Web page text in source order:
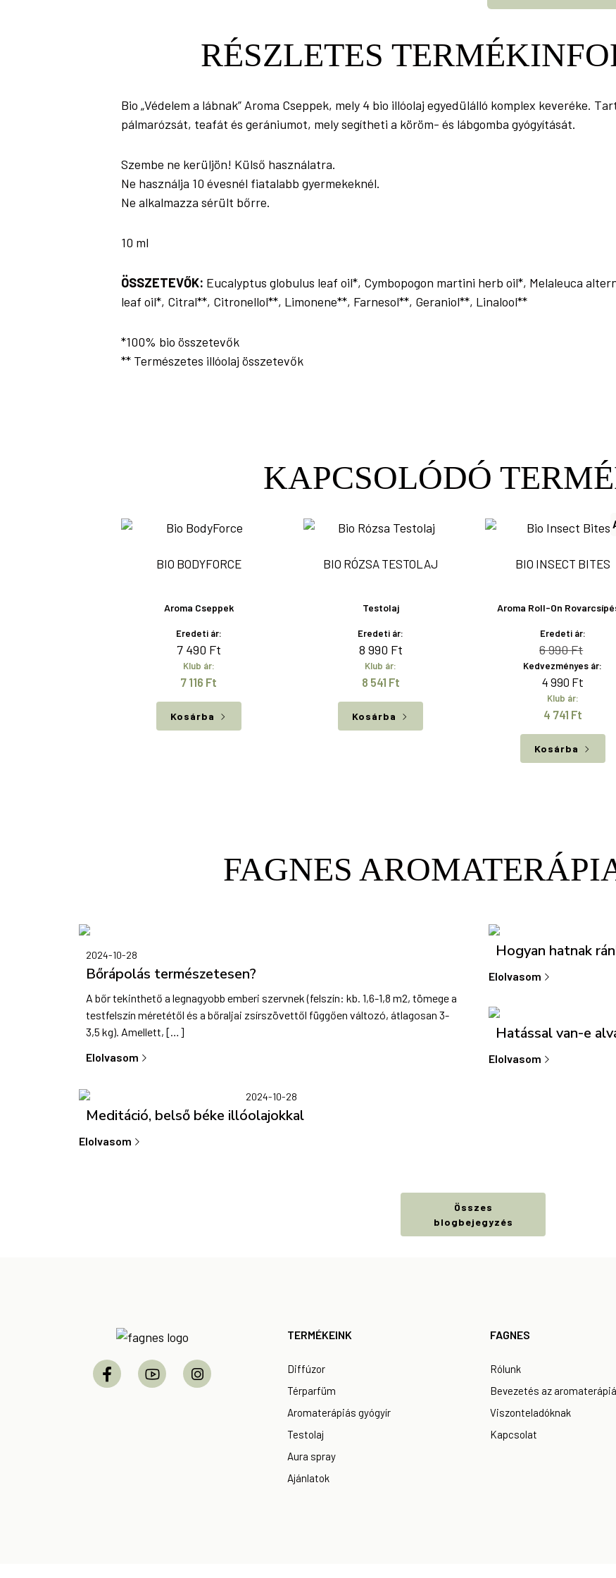
RÉSZLETES
Bio „Védelem a lábnak” Aroma Cseppek, mely 4 bio illóolaj egyedülálló komplex keveréke.
pálmarózsát, teafát és gerániumot, mely segítheti a köröm- és lábgomba gyógyítását.
Szembe ne kerüljön! Külső használatra.
Ne használja 10 évesnél fiatalabb gyermekeknél.
Ne alkalmazza sérült bőrre.
10 ml
ÖSSZETEVŐK: Eucalyptus globulus leaf oil*, Cymbopogon martini herb oil*, Melaleuca
leaf oil*, Citral**, Citronellol**, Limonene**, Farnesol**, Geraniol**, Linalool**
*100% bio összetevők
** Természetes illóolaj összetevők
KAPCSOLÓDÓ
BIO BODYFORCE
Aroma Cseppek
Eredeti ár:
7 490 Ft
Klub ár:
7 116 Ft
Kosárba
BIO RÓZSA TESTOLAJ
Testolaj
Eredeti ár:
8 990 Ft
Klub ár:
8 541 Ft
Kosárba
BIO INSECT BITES
Aroma Roll-On
Eredeti ár:
6 990Ft
price
price
Kedvezményes ár:
4 990 Ft
Klub ár:
4 741 Ft
Kosárba
FAGNES
2024-10-28
Bőrápolás természetesen?
A bőr tekinthető a legnagyobb emberi szervnek (felszín: kb. 1,6-1,8 m2, tömege a
testfelszín méretétől és a bőraljai zsírszövettől függően változó, átlagosan 3-
3,5 kg). Amellett, […]
Elolvasom
Hogyan hatnak
Elolvasom
Hatással van-e
Elolvasom
2024-10-28
Meditáció, belső béke illóolajokkal
Elolvasom
Összes
blogbejegyzés
TERMÉKEINK
Diffúzor
Térparfüm
Aromaterápiás gyógyír
Testolaj
Aura spray
Ajánlatok
FAGNES
Rólunk
Bevezetés az
Viszonteladóknak
Kapcsolat